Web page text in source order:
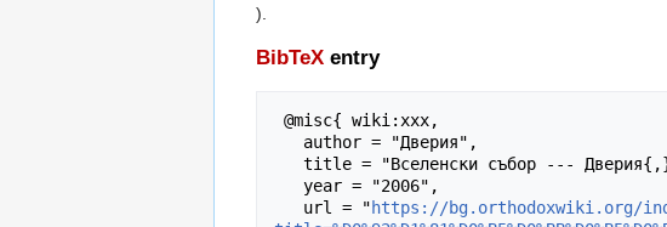
).
BibTeX entry
   url = "
https://bg.orthodoxwiki.org/